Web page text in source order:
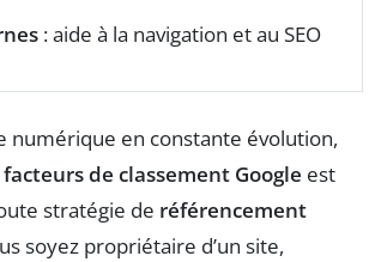
: aide à la navigation et au SEO
numérique en constante évolution,
facteurs de classement Google est
stratégie de référencement
soyez propriétaire d’un site,